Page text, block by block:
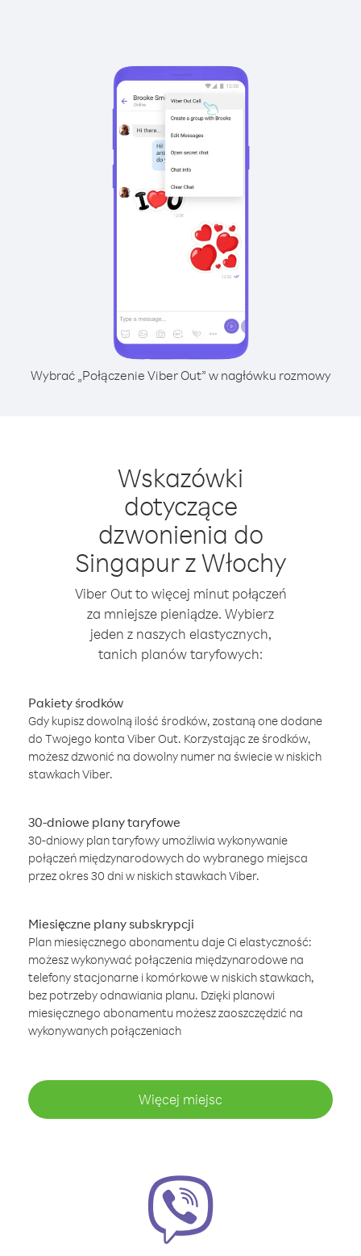
Wybrać „Połączenie Viber Out” w nagłówku rozmowy
Wskazówki
dotyczące
dzwonienia do
Singapur z Włochy
Viber Out to więcej minut połączeń
za mniejsze pieniądze. Wybierz
jeden z naszych elastycznych,
tanich planów taryfowych:
Pakiety środków
Gdy kupisz dowolną ilość środków, zostaną one dodane
do Twojego konta Viber Out. Korzystając ze środków,
możesz dzwonić na dowolny numer na świecie w niskich
stawkach Viber.
30-dniowe plany taryfowe
30-dniowy plan taryfowy umożliwia wykonywanie
połączeń międzynarodowych do wybranego miejsca
przez okres 30 dni w niskich stawkach Viber.
Miesięczne plany subskrypcji
Plan miesięcznego abonamentu daje Ci elastyczność:
możesz wykonywać połączenia międzynarodowe na
telefony stacjonarne i komórkowe w niskich stawkach,
bez potrzeby odnawiania planu. Dzięki planowi
miesięcznego abonamentu możesz zaoszczędzić na
wykonywanych połączeniach
Więcej miejsc